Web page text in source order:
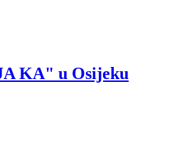
KA" u Osijeku